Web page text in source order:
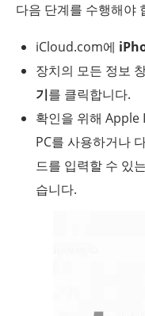
다음 단계를 수행해야
iCloud.com에
장치의 모든 정보
기를 클릭합니다.
확인을 위해 Apple
PC를 사용하거나
드를 입력할 수 있
습니다.